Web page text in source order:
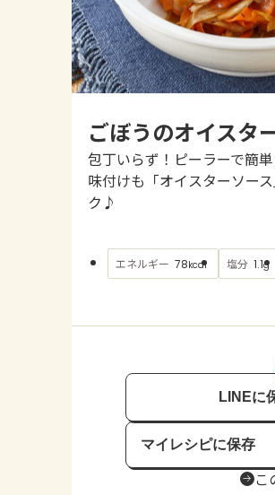
ごぼうのオイスタ
包丁いらず！ピーラーで簡
味付けも「オイスターソー
ク♪
エネルギー 78kcal 塩分 1.1g
LINEに
マイレシピに保存
保存済み
こ